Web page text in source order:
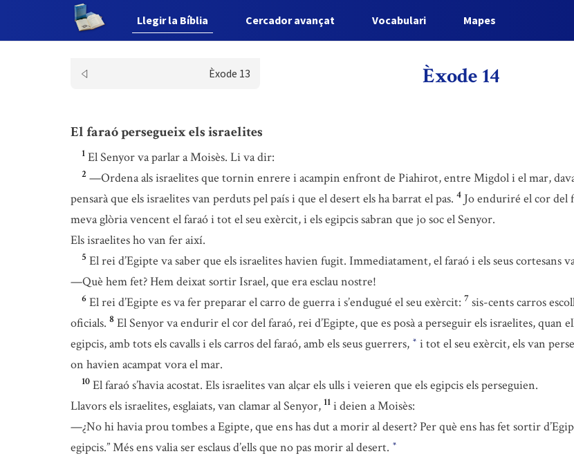
Llegir la Bíblia Cercador avançat Vocabulari Mapes
Èxode 13 Èxode 14
El faraó persegueix els israelites
1 El Senyor va parlar a Moisès. Li va dir:
2 —Ordena als israelites que tornin enrere i acampin enfront de Piahirot, entre Migdol i el mar,
pensarà que els israelites van perduts pel país i que el desert els ha barrat el pas. 4 Jo enduriré el cor del
meva glòria vencent el faraó i tot el seu exèrcit, i els egipcis sabran que jo soc el Senyor.
Els israelites ho van fer així.
5 El rei d’Egipte va saber que els israelites havien fugit. Immediatament, el faraó i els seus cortesans
—Què hem fet? Hem deixat sortir Israel, que era esclau nostre!
6 El rei d’Egipte es va fer preparar el carro de guerra i s’endugué el seu exèrcit: 7 sis-cents carros
oficials. 8 El Senyor va endurir el cor del faraó, rei d’Egipte, que es posà a perseguir els israelites,
egipcis, amb tots els cavalls i els carros del faraó, amb els seus guerrers, * i tot el seu exèrcit, els van
on havien acampat vora el mar.
10 El faraó s’havia acostat. Els israelites van alçar els ulls i veieren que els egipcis els perseguien.
Llavors els israelites, esglaiats, van clamar al Senyor, 11 i deien a Moisès:
—¿No hi havia prou tombes a Egipte, que ens has dut a morir al desert? Per què ens has fet sortir
egipcis.” Més ens valia ser esclaus d’ells que no pas morir al desert. *